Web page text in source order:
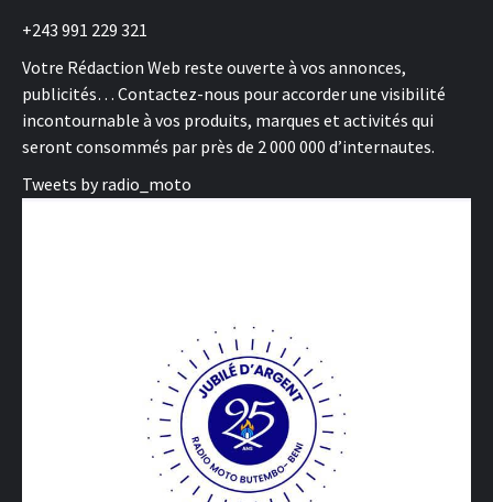
+243 991 229 321
Votre Rédaction Web reste ouverte à vos annonces,
publicités… Contactez-nous pour accorder une visibilité
incontournable à vos produits, marques et activités qui
seront consommés par près de 2 000 000 d’internautes.
Tweets by radio_moto